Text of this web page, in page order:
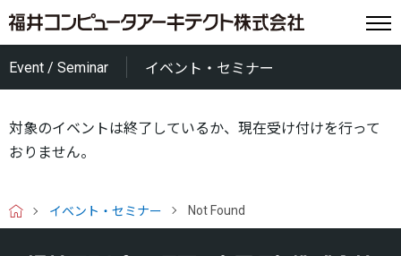
Event / Seminar イベント・セミナー
対象のイベントは終了しているか、現在受け付けを行って
おりません。
H
イベント・セミナー Not Found